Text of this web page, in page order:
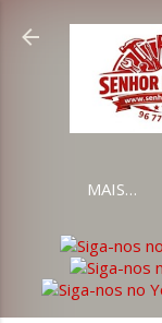
MAIS…